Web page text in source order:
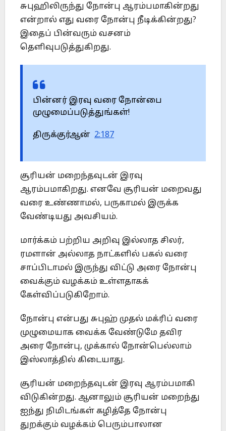
சுபுஹிலிருந்து நோன்பு ஆரம்பமாகின்றது
என்றால் எது வரை நோன்பு நீடிக்கின்றது?
இதைப் பின்வரும் வசனம்
தெளிவுபடுத்துகிறது.
பின்னர் இரவு வரை நோன்பை
முழுமைப்படுத்துங்கள்!
திருக்குர்ஆன் 2:187
சூரியன் மறைந்தவுடன் இரவு
ஆரம்பமாகிறது. எனவே சூரியன் மறைவது
வரை உண்ணாமல், பருகாமல் இருக்க
வேண்டியது அவசியம்.
மார்க்கம் பற்றிய அறிவு இல்லாத சிலர்,
ரமளான் அல்லாத நாட்களில் பகல் வரை
சாப்பிடாமல் இருந்து விட்டு அரை நோன்பு
வைக்கும் வழக்கம் உள்ளதாகக்
கேள்விப்படுகிறோம்.
நோன்பு என்பது சுபுஹ் முதல் மக்ரிப் வரை
முழுமையாக வைக்க வேண்டுமே தவிர
அரை நோன்பு, முக்கால் நோன்பெல்லாம்
இஸ்லாத்தில் கிடையாது.
சூரியன் மறைந்தவுடன் இரவு ஆரம்பமாகி
விடுகின்றது. ஆனாலும் சூரியன் மறைந்து
ஐந்து நிமிடங்கள் கழித்தே நோன்பு
துறக்கும் வழக்கம் பெரும்பாலான